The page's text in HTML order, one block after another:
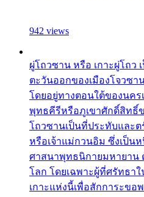
942 views
ผู่โถวซาน หรือ เกาะผู่โถว
ตะวันออกของเมืองโจวซา
โดยอยู่ทางตอนใต้ของนคร
พุทธคีรีหรือภูเขาศักดิ์สิทธิ์
โถวซานเป็นที่ประทับและ
หรือเจ้าแม่กวนอิม ซึ่งเป็น
ศาสนาพุทธนิกายมหายาน
โลก โดยเฉพาะผู้ที่ศรัทธา
เกาะแห่งนี้เพื่อสักการะขอ